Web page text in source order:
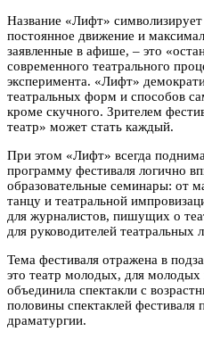
Название «Лифт»
постоянное движение и
заявленные в афише, – это
современного театрального
эксперимента. «Лифт»
театральных форм и способов
кроме скучного. Зрителем
театр» может стать каждый.
При этом «Лифт» всегда
программу фестиваля логично
образовательные семинары: от
танцу и театральной
для журналистов, пишущих о
для руководителей театральных
Тема фестиваля отражена в
это театр молодых, для
объединила спектакли с
половины спектаклей фестиваля
драматургии.